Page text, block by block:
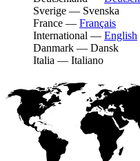
Sverige — Svenska
France — Français
International — English
Danmark — Dansk
Italia — Italiano